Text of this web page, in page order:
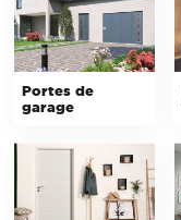
Portes de
garage